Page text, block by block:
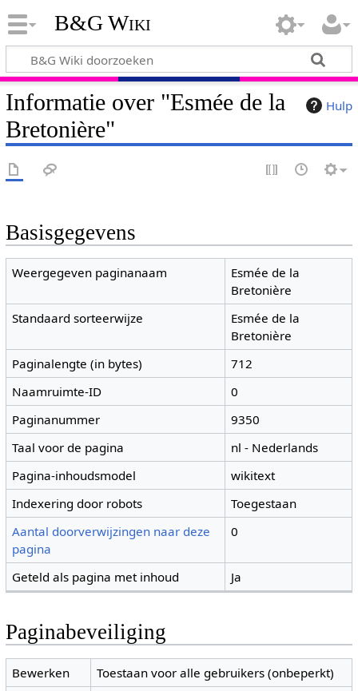
B&G Wiki
Hulp
Informatie over "Esmée de la
Bretonière"
Basisgegevens
Weergegeven paginanaam
Esmée de la
Bretonière
Standaard sorteerwijze
Esmée de la
Bretonière
Paginalengte (in bytes)
712
Naamruimte-ID
0
Paginanummer
9350
Taal voor de pagina
nl - Nederlands
Pagina-inhoudsmodel
wikitext
Indexering door robots
Toegestaan
Aantal doorverwijzingen naar deze
pagina
0
Geteld als pagina met inhoud Ja
Paginabeveiliging
Bewerken
Toestaan voor alle gebruikers (onbeperkt)